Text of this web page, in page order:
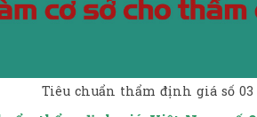
Tiêu chuẩn thẩm định giá số